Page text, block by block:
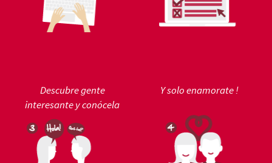
Descubre gente
interesante y conócela
Y solo enamorate !